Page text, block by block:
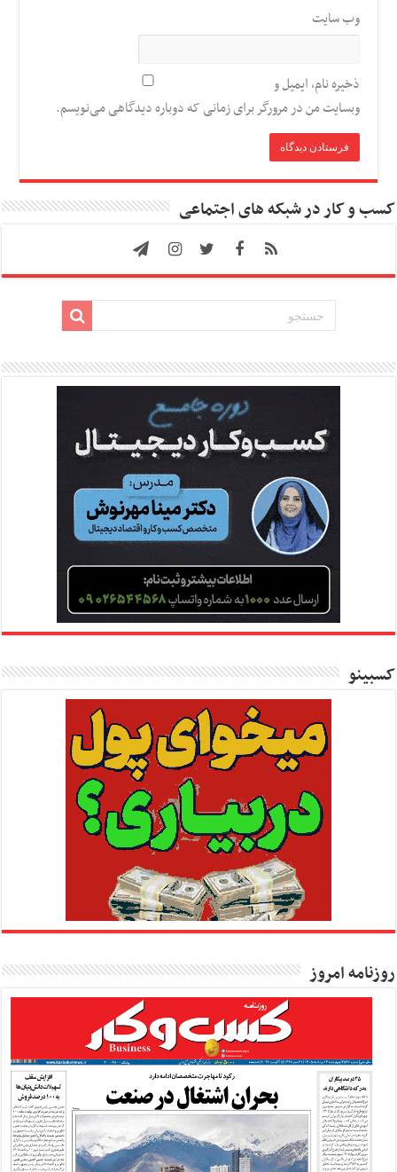
وب‌ سایت
ذخیره نام، ایمیل و
وبسایت من در مرورگر برای زمانی که دوباره دیدگاهی می‌نویسم.
کسب و کار در شبکه های اجتماعی
کسبینو
روزنامه امروز